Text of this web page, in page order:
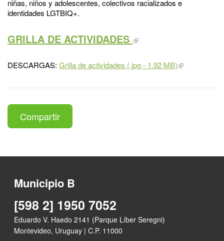
niñas, niños y adolescentes, colectivos racializados e
identidades LGTBIQ+.
GRILLA DE ACTIVIDADES
DESCARGAS: Grilla de actividades (.jpg - 1.92 MB)
Compartir
Municipio B
[598 2] 1950 7052
Eduardo V. Haedo 2141 (Parque Líber Seregni)
Montevideo, Uruguay | C.P. 11000